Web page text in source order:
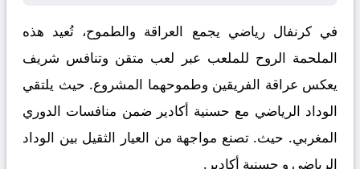
في كرنفال رياضي يجمع العراقة والطموح، تُعيد هذه
الملحمة الروح للملعب عبر لعب متقن وتنافس شريف
يعكس عراقة الفريقين وطموحهما المشروع. حيث يلتقي
الوداد الرياضي مع حسنية أكادير ضمن منافسات الدوري
المغربي. حيث. تصنع مواجهة من العيار الثقيل بين الوداد
الرياضي و حسنية أكادير.